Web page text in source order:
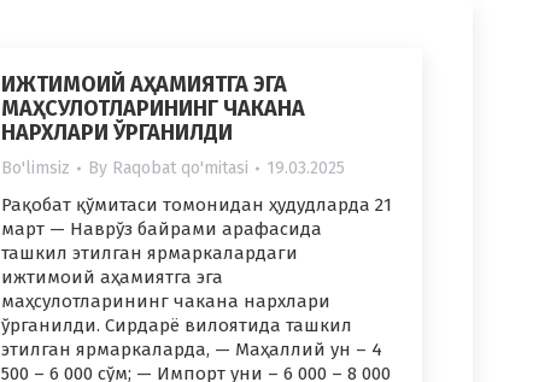
ИЖТИМОИЙ АҲАМИЯТГА ЭГА
МАҲСУЛОТЛАРИНИНГ ЧАКАНА
НАРХЛАРИ ЎРГАНИЛДИ
Bo'limsiz By Raqobat qo'mitasi 19.03.2025
Рақобат қўмитаси томонидан ҳудудларда 21
март — Наврўз байрами арафасида
ташкил этилган ярмаркалардаги
ижтимоий аҳамиятга эга
маҳсулотларининг чакана нархлари
ўрганилди. Сирдарё вилоятида ташкил
этилган ярмаркаларда, — Маҳаллий ун – 4
500 – 6 000 сўм; — Импорт уни – 6 000 – 8 000